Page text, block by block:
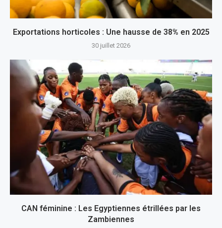
Exportations horticoles : Une hausse de 38% en 2025
30 juillet 2026
CAN féminine : Les Egyptiennes étrillées par les
Zambiennes